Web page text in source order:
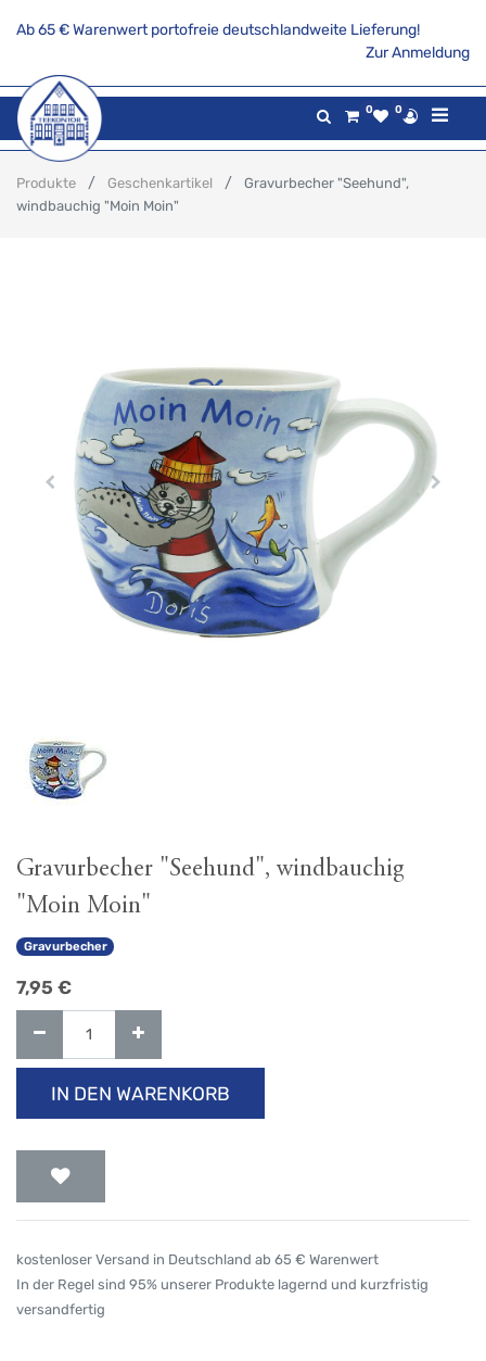
Ab 65 € Warenwert portofreie deutschlandweite Lieferung!
Zur Anmeldung
0 0
Produkte Geschenkartikel
Gravurbecher "Seehund",
windbauchig "Moin Moin"
Gravurbecher "Seehund", windbauchig
"Moin Moin"
Gravurbecher
7,95 €
IN DEN WARENKORB
kostenloser Versand in Deutschland ab 65 € Warenwert
In der Regel sind 95% unserer Produkte lagernd und kurzfristig
versandfertig